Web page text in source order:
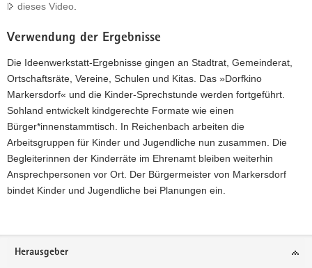
dieses Video
Verwendung der Ergebnisse
Die Ideenwerkstatt-Ergebnisse gingen an Stadtrat, Gemeinderat,
Ortschaftsräte, Vereine, Schulen und Kitas. Das »Dorfkino
Markersdorf« und die Kinder-Sprechstunde werden fortgeführt.
Sohland entwickelt kindgerechte Formate wie einen
Bürger*innenstammtisch. In Reichenbach arbeiten die
Arbeitsgruppen für Kinder und Jugendliche nun zusammen. Die
Begleiterinnen der Kinderräte im Ehrenamt bleiben weiterhin
Ansprechpersonen vor Ort. Der Bürgermeister von Markersdorf
bindet Kinder und Jugendliche bei Planungen ein.
Footer-
Herausgeber